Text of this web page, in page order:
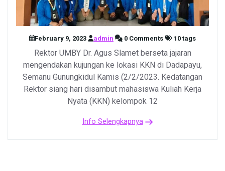
February 9, 2023 admin 0 Comments 10 tags
Rektor UMBY Dr. Agus Slamet berseta jajaran
mengendakan kujungan ke lokasi KKN di Dadapayu,
Semanu Gunungkidul Kamis (2/2/2023. Kedatangan
Rektor siang hari disambut mahasiswa Kuliah Kerja
Nyata (KKN) kelompok 12
Info Selengkapnya